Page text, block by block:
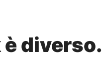
diverso.